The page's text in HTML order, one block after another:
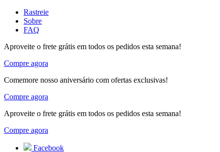
Rastreie
Sobre
FAQ
Aproveite o frete grátis em todos os pedidos esta semana!
Compre agora
Comemore nosso aniversário com ofertas exclusivas!
Compre agora
Aproveite o frete grátis em todos os pedidos esta semana!
Compre agora
Facebook